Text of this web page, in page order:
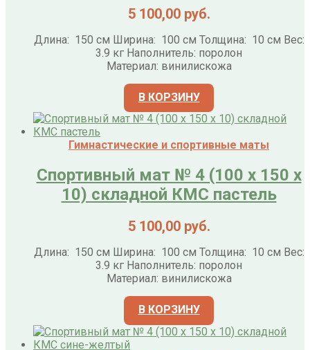
5 100,00 руб.
Длина: 150 см Ширина: 100 см Толщина: 10 см Вес:
3.9 кг Наполнитель: поролон
Материал: винилискожа
В КОРЗИНУ
Гимнастические и спортивные маты
Спортивный мат № 4 (100 х 150 х
10) складной КМС пастель
5 100,00 руб.
Длина: 150 см Ширина: 100 см Толщина: 10 см Вес:
3.9 кг Наполнитель: поролон
Материал: винилискожа
В КОРЗИНУ